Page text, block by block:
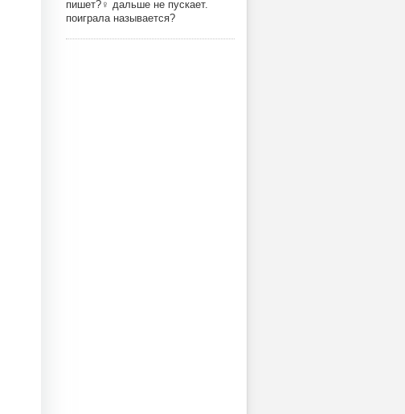
пишет?‍♀️ дальше не пускает.
поиграла называется?